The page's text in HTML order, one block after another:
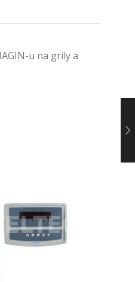
u na grily a